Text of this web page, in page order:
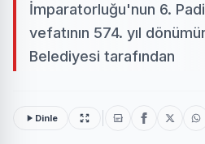
İmparatorluğu'nun 6.
vefatının 574. yıl
Belediyesi tarafından
Dinle